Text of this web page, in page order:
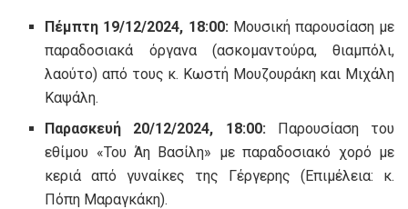
Πέμπτη 19/12/2024, 18:00:Μουσική παρουσίαση με
παραδοσιακά όργανα (ασκομαντούρα, θιαμπόλι,
λαούτο) από τους κ. Κωστή Μουζουράκη και Μιχάλη
Καψάλη.
Παρασκευή 20/12/2024, 18:00:Παρουσίαση του
εθίμου «Του Άη Βασίλη» με παραδοσιακό χορό με
κεριά από γυναίκες της Γέργερης (Επιμέλεια: κ.
Πόπη Μαραγκάκη).